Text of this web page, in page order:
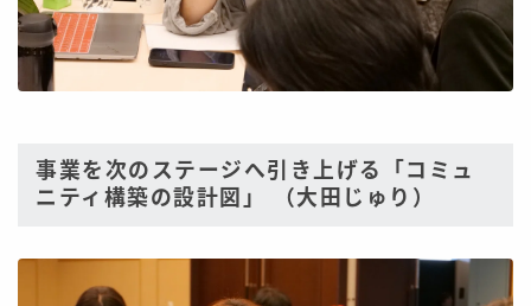
事業を次のステージへ引き上げる「コミュ
ニティ構築の設計図」 （大田じゅり）